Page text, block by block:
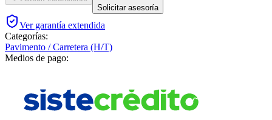
Solicitar asesoría
Ver garantía extendida
Categorías:
Pavimento / Carretera (H/T)
Medios de pago: